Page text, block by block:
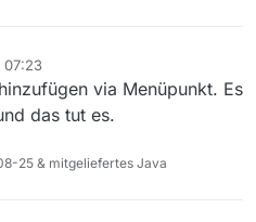
07:23
via Menüpunkt. Es
das tut es.
25 & mitgeliefertes Java